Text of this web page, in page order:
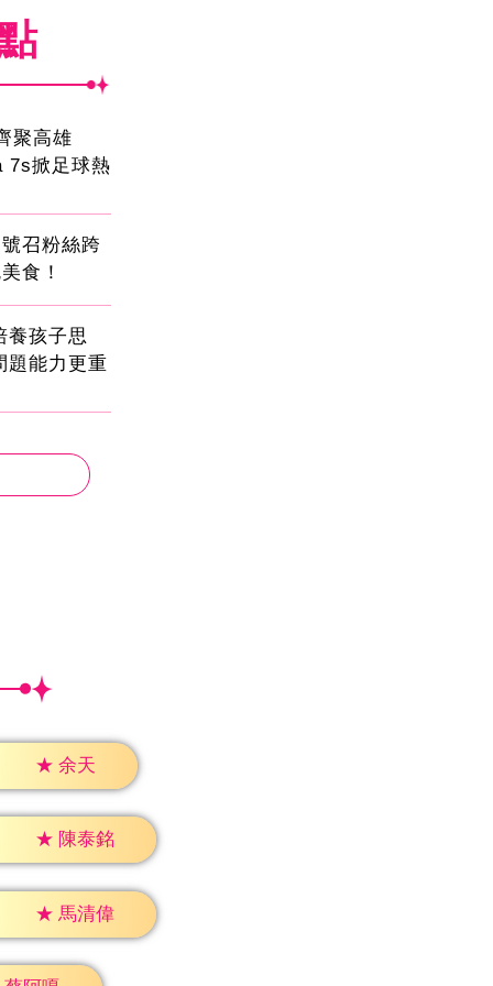
聚高雄
7s掀足球熱
召粉絲跨
食！
養孩子思
題能力更重
★ 余天
★ 陳泰銘
★ 馬清偉